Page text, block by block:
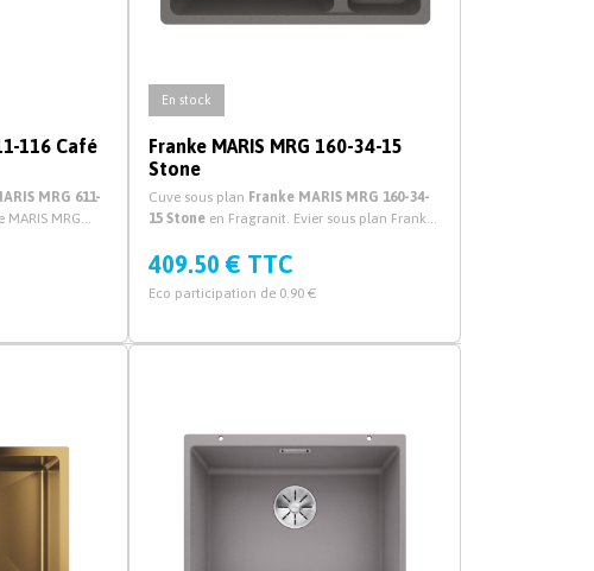
116 Café
MRG 611-
MARIS MRG
en Fragranit
En stock
Franke MARIS MRG 160-34-15
Stone
Cuve sous plan Franke MARIS MRG 160-34-
15 Stone en Fragranit. Evier sous plan Franke
vidage automatique.
409.50 € TTC
Eco participation de 0.90 €